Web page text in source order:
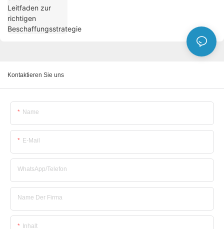
Kontaktieren Sie uns
Name
E-Mail
WhatsApp/Telefon
Name Der Firma
Inhalt